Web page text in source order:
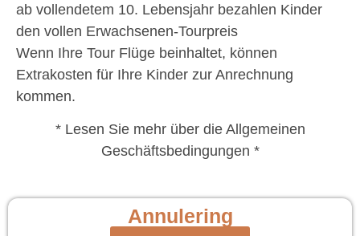
ab vollendetem 10. Lebensjahr bezahlen Kinder
den vollen Erwachsenen-Tourpreis
Wenn Ihre Tour Flüge beinhaltet, können
Extrakosten für Ihre Kinder zur Anrechnung
kommen.
* Lesen Sie mehr über die Allgemeinen
Geschäftsbedingungen *
Annulering